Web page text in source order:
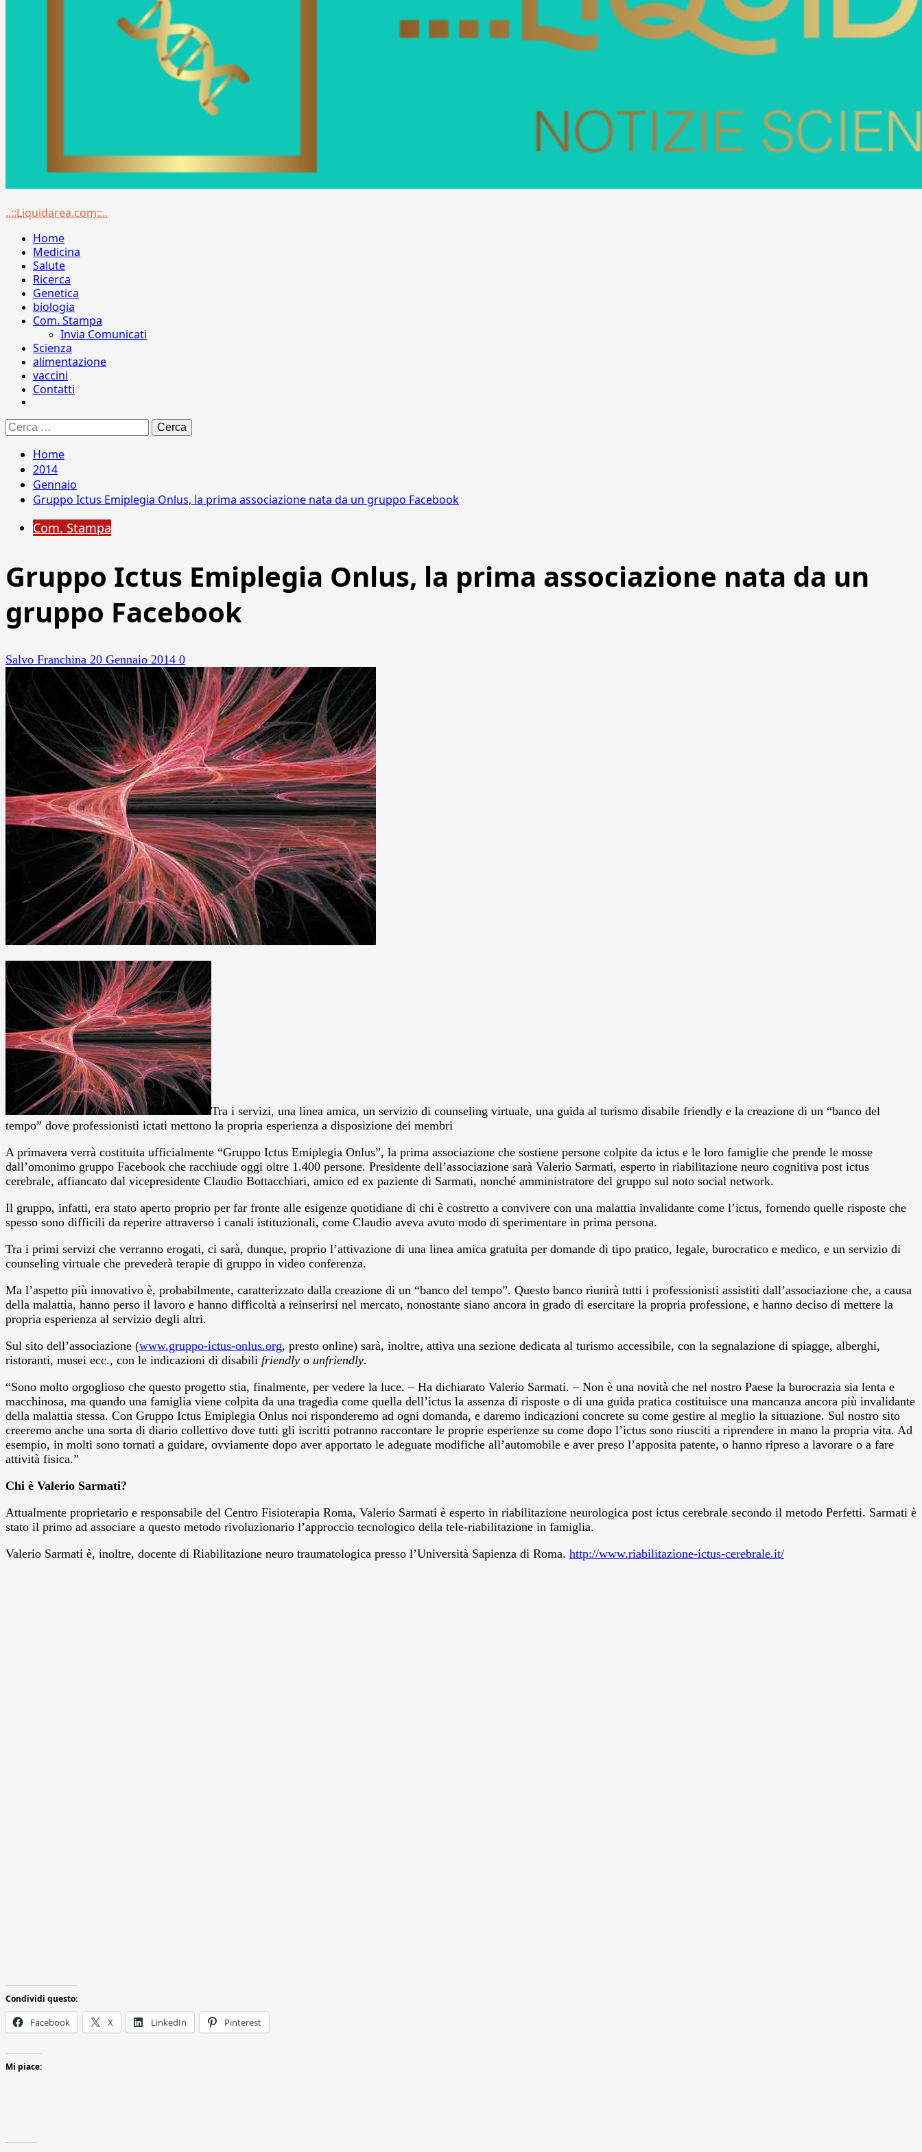
Menu
..::Liquidarea.com::..
Home
Medicina
Salute
Ricerca
Genetica
biologia
Com. Stampa
Invia Comunicati
Scienza
alimentazione
vaccini
Contatti
Ricerca
per:
Home
2014
Gennaio
Gruppo Ictus Emiplegia Onlus, la prima associazione nata da un gruppo Facebook
Com. Stampa
Gruppo Ictus Emiplegia Onlus, la prima associazione nata da un
gruppo Facebook
Salvo Franchina 20 Gennaio 2014 0
Tra i servizi, una linea amica, un servizio di counseling virtuale, una guida al turismo disabile friendly e la creazione di un “banco del
tempo” dove professionisti ictati mettono la propria esperienza a disposizione dei membri
A primavera verrà costituita ufficialmente “Gruppo Ictus Emiplegia Onlus”, la prima associazione che sostiene persone colpite da ictus e le loro famiglie che prende le mosse
dall’omonimo gruppo Facebook che racchiude oggi oltre 1.400 persone. Presidente dell’associazione sarà Valerio Sarmati, esperto in riabilitazione neuro cognitiva post ictus
cerebrale, affiancato dal vicepresidente Claudio Bottacchiari, amico ed ex paziente di Sarmati, nonché amministratore del gruppo sul noto social network.
Il gruppo, infatti, era stato aperto proprio per far fronte alle esigenze quotidiane di chi è costretto a convivere con una malattia invalidante come l’ictus, fornendo quelle risposte che
spesso sono difficili da reperire attraverso i canali istituzionali, come Claudio aveva avuto modo di sperimentare in prima persona.
Tra i primi servizi che verranno erogati, ci sarà, dunque, proprio l’attivazione di una linea amica gratuita per domande di tipo pratico, legale, burocratico e medico, e un servizio di
counseling virtuale che prevederà terapie di gruppo in video conferenza.
Ma l’aspetto più innovativo è, probabilmente, caratterizzato dalla creazione di un “banco del tempo”. Questo banco riunirà tutti i professionisti assistiti dall’associazione che, a causa
della malattia, hanno perso il lavoro e hanno difficoltà a reinserirsi nel mercato, nonostante siano ancora in grado di esercitare la propria professione, e hanno deciso di mettere la
propria esperienza al servizio degli altri.
Sul sito dell’associazione (www.gruppo-ictus-onlus.org, presto online) sarà, inoltre, attiva una sezione dedicata al turismo accessibile, con la segnalazione di spiagge, alberghi,
ristoranti, musei ecc., con le indicazioni di disabili friendly o unfriendly.
“Sono molto orgoglioso che questo progetto stia, finalmente, per vedere la luce. – Ha dichiarato Valerio Sarmati. – Non è una novità che nel nostro Paese la burocrazia sia lenta e
macchinosa, ma quando una famiglia viene colpita da una tragedia come quella dell’ictus la assenza di risposte o di una guida pratica costituisce una mancanza ancora più invalidante
della malattia stessa. Con Gruppo Ictus Emiplegia Onlus noi risponderemo ad ogni domanda, e daremo indicazioni concrete su come gestire al meglio la situazione. Sul nostro sito
creeremo anche una sorta di diario collettivo dove tutti gli iscritti potranno raccontare le proprie esperienze su come dopo l’ictus sono riusciti a riprendere in mano la propria vita. Ad
esempio, in molti sono tornati a guidare, ovviamente dopo aver apportato le adeguate modifiche all’automobile e aver preso l’apposita patente, o hanno ripreso a lavorare o a fare
attività fisica.”
Chi è Valerio Sarmati?
Attualmente proprietario e responsabile del Centro Fisioterapia Roma, Valerio Sarmati è esperto in riabilitazione neurologica post ictus cerebrale secondo il metodo Perfetti. Sarmati è
stato il primo ad associare a questo metodo rivoluzionario l’approccio tecnologico della tele-riabilitazione in famiglia.
Valerio Sarmati è, inoltre, docente di Riabilitazione neuro traumatologica presso l’Università Sapienza di Roma. http://www.riabilitazione-ictus-cerebrale.it/
Condividi questo:
Facebook X LinkedIn Pinterest
Mi piace: